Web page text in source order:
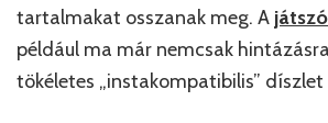
tartalmakat osszanak meg. A
például ma már nemcsak
tökéletes „instakompatibilis” díszlet